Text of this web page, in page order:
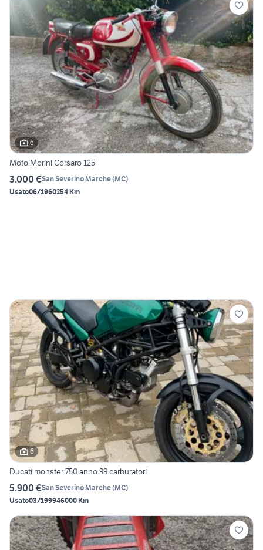
6
Moto Morini Corsaro 125
3.000 €San Severino Marche(MC)
Usato06/1960254 Km
6
Ducati monster 750 anno 99 carburatori
5.900 €San Severino Marche(MC)
Usato03/199946000 Km